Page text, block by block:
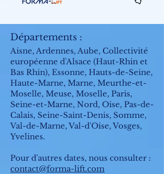
Départements :
Aisne, Ardennes, Aube, Collectivité
européenne d'Alsace (Haut-Rhin et
Bas Rhin), Essonne, Hauts-de-Seine,
Haute-Marne, Marne, Meurthe-et-
Moselle, Meuse, Moselle, Paris,
Seine-et-Marne, Nord, Oise, Pas-de-
Calais, Seine-Saint-Denis, Somme,
Val-de-Marne, Val-d'Oise, Vosges,
Yvelines.​
Pour d'autres dates, nous consulter :
contact@forma-lift.com